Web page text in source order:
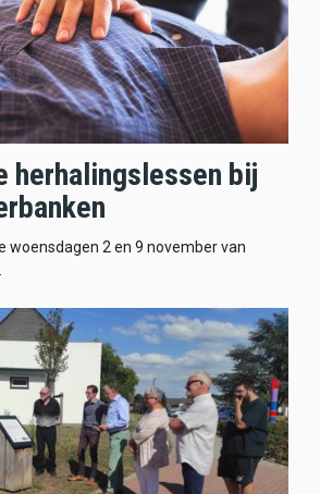
herhalingslessen bij
woensdagen 2 en 9 november van